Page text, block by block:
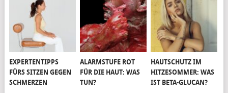
EXPERTENTIPPS
FÜRS SITZEN GEGEN
SCHMERZEN
ALARMSTUFE ROT
FÜR DIE HAUT: WAS
TUN?
HAUTSCHUTZ IM
HITZESOMMER: WAS
IST BETA-GLUCAN?